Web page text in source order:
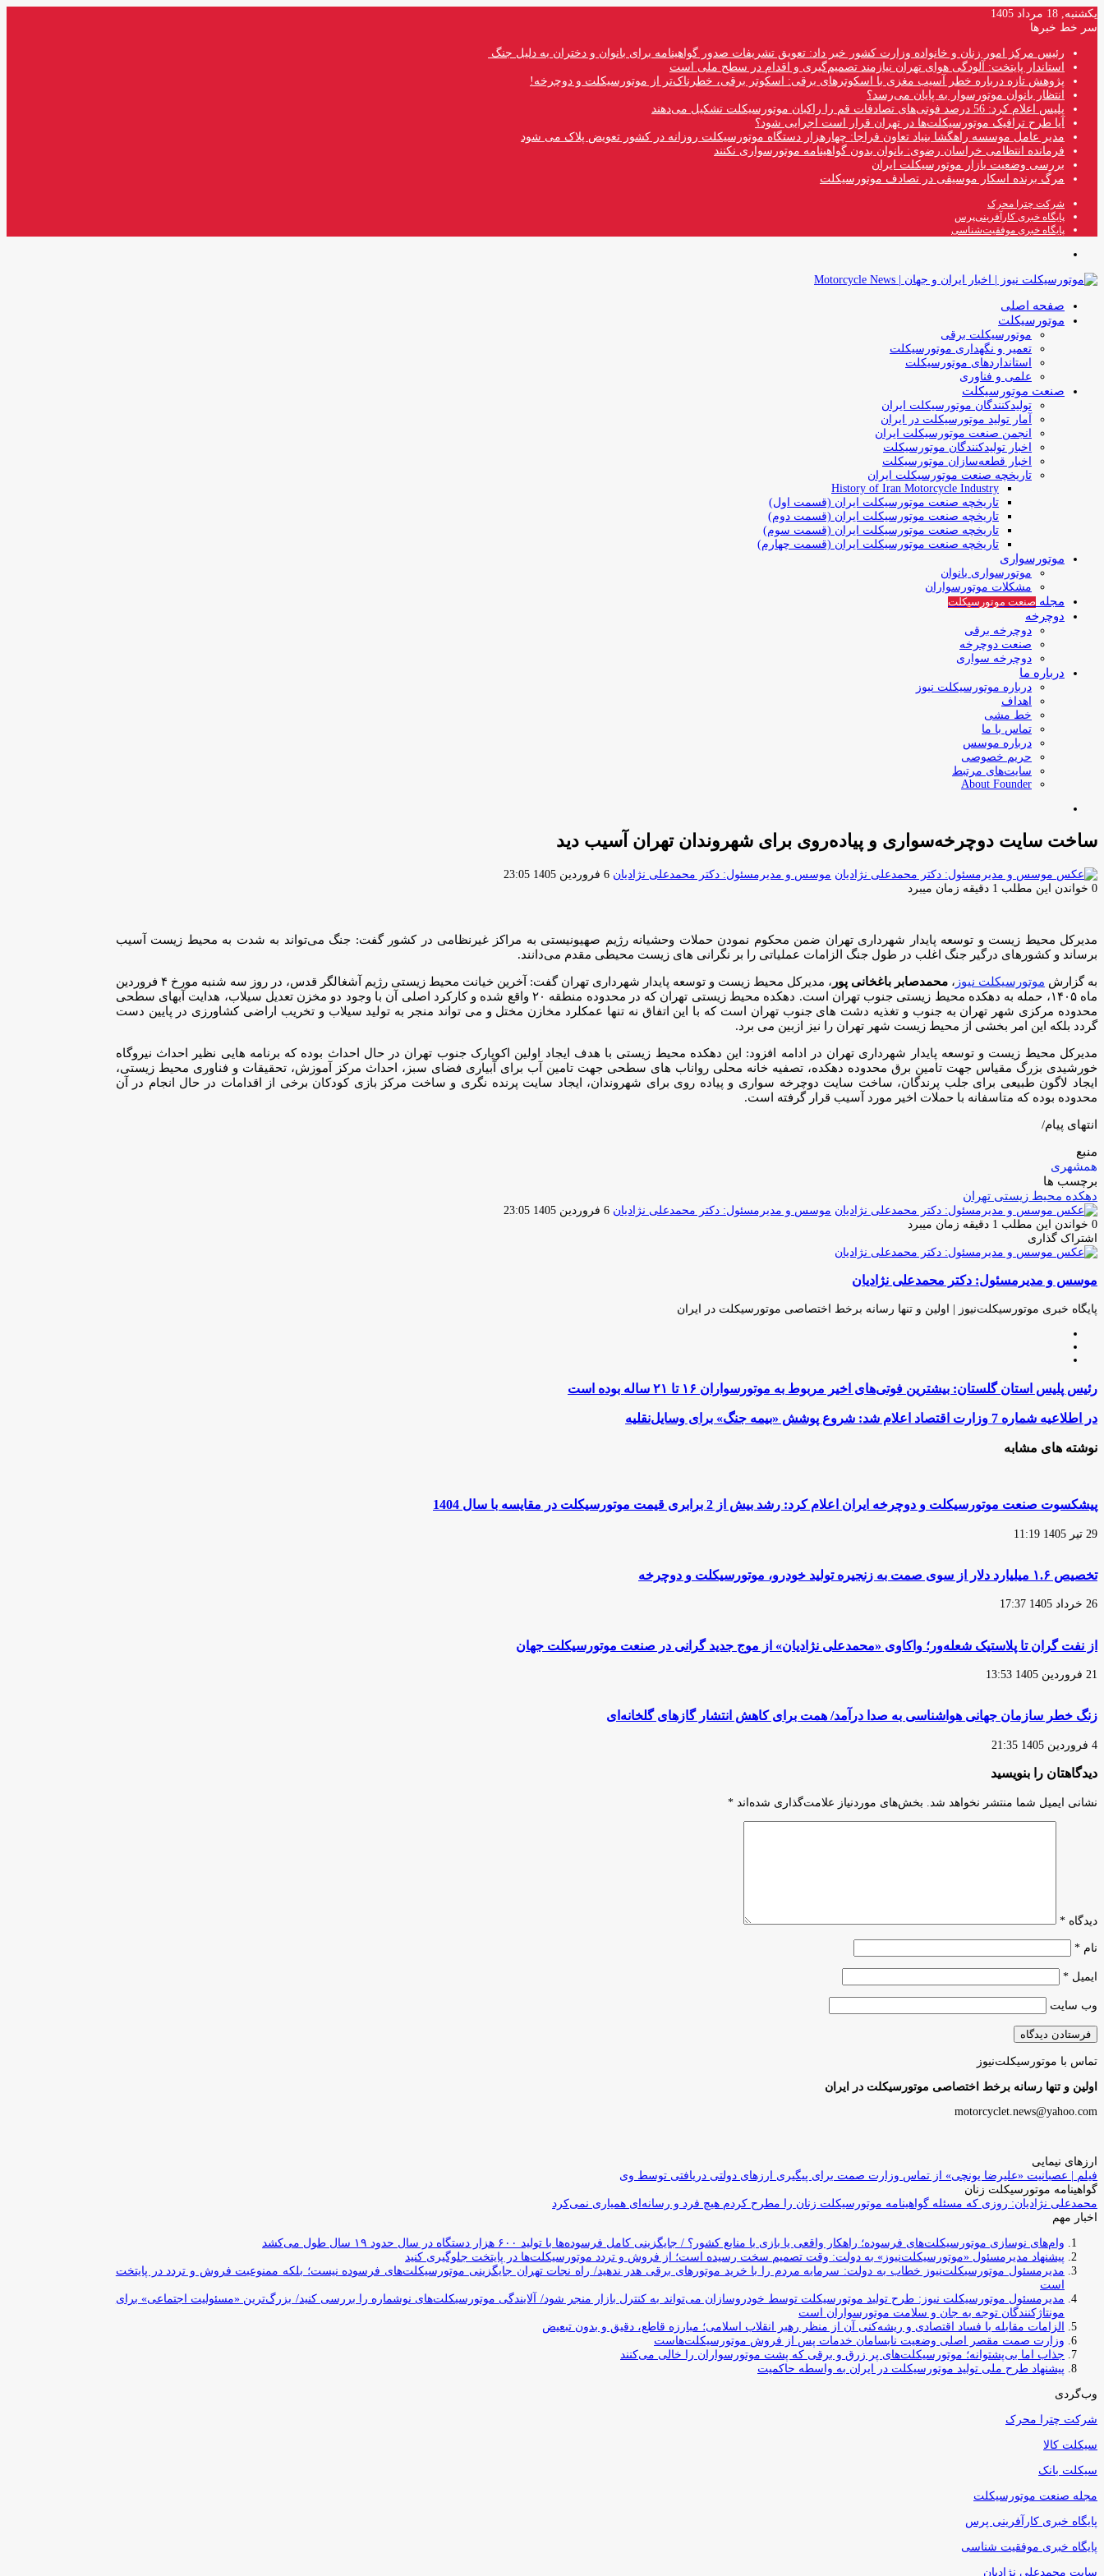
یکشنبه, 18 مرداد 1405
سر خط خبرها
رئیس مرکز امور زنان و خانواده وزارت کشور خبر داد: تعویق تشریفات صدور گواهینامه برای بانوان و دختران به دلیل جنگ
استاندار پایتخت: آلودگی هوای تهران نیازمند تصمیم‌گیری و اقدام در سطح ملی است
پژوهش تازه درباره خطر آسیب مغزی با اسکوترهای برقی: اسکوتر برقی، خطرناک‌تر از موتورسیکلت و دوچرخه!
انتظار بانوان موتورسوار به پایان می‌رسد؟
پلیس اعلام کرد: 56 درصد فوتی‌های تصادفات قم را راکبان موتورسیکلت تشکیل می‌دهند
آیا طرح ترافیک موتورسیکلت‌ها در تهران قرار است اجرایی شود؟
مدیر عامل موسسه راهگشا بنیاد تعاون فراجا: چهارهزار دستگاه موتورسیکلت روزانه در کشور تعویض پلاک می شود
فرمانده انتظامی خراسان رضوی: بانوان بدون گواهینامه موتورسواری نکنند
بررسی وضعیت بازار موتورسیکلت ایران
مرگ برنده اسکار موسیقی در تصادف موتورسیکلت
شرکت چترا محرک
پایگاه خبری کارآفرینی‌پرس
پایگاه خبری موفقیت‌شناسی
صفحه اصلی
موتورسیکلت
موتورسیکلت برقی
تعمیر و نگهداری موتورسیکلت
استانداردهای موتورسیکلت
علمی و فناوری
صنعت موتورسیکلت
تولیدکنندگان موتورسیکلت ایران
آمار تولید موتورسیکلت در ایران
انجمن صنعت موتورسیکلت ایران
اخبار تولیدکنندگان موتورسیکلت
اخبار قطعه‌سازان موتورسیکلت
تاریخچه صنعت موتورسیکلت ایران
History of Iran Motorcycle Industry
تاریخچه صنعت موتورسیکلت ایران (قسمت اول)
تاریخچه صنعت موتورسیکلت ایران (قسمت دوم)
تاریخچه صنعت موتورسیکلت ایران (قسمت سوم)
تاریخچه صنعت موتورسیکلت ایران (قسمت چهارم)
موتورسواری
موتورسواری بانوان
مشکلات موتورسواران
مجله صنعت موتورسیکلت
دوچرخه
دوچرخه برقی
صنعت دوچرخه
دوچرخه سواری
درباره ما
درباره موتورسیکلت نیوز
اهداف
خط مشی
تماس با ما
درباره موسس
حریم خصوصی
سایت‌های مرتبط
About Founder
ساخت سایت دوچرخه‌سواری و پیاده‌روی برای شهروندان تهران آسیب دید
موسس و مدیرمسئول: دکتر محمدعلی نژادیان ارسال
6 فروردین 1405 23:05
0 خواندن این مطلب 1 دقیقه زمان میبرد
مدیرکل محیط زیست و توسعه پایدار شهرداری تهران ضمن محکوم نمودن حملات وحشیانه رژیم صهیونیستی به مراکز غیرنظامی در کشور گفت: جنگ می‌تواند به شدت به محیط زیست آسیب
برساند و کشورهای درگیر جنگ اغلب در طول جنگ الزامات عملیاتی را بر نگرانی های زیست محیطی مقدم می‌دانند.
به گزارش موتورسیکلت نیوز ، محمدصابر باغخانی پور
، مدیرکل محیط زیست و توسعه پایدار شهرداری تهران گفت: آخرین خیانت محیط زیستی رژیم آشغالگر قدس، در روز سه شنبه مورخ ۴ فروردین
ماه ۱۴۰۵، حمله به دهکده محیط زیستی جنوب تهران است. دهکده محیط زیستی تهران که در محدوده منطقه ۲۰ واقع شده و کارکرد اصلی آن با وجود دو مخزن تعدیل سیلاب، هدایت آبهای سطحی
محدوده مرکزی شهر تهران به جنوب و تغذیه دشت های جنوب تهران است که با این اتفاق نه تنها عمکلرد مخازن مختل و می تواند منجر به تولید سیلاب و تخریب اراضی کشاورزی در پایین دست
گردد بلکه این امر بخشی از محیط زیست شهر تهران را نیز ازبین می برد.
مدیرکل محیط زیست و توسعه پایدار شهرداری تهران در ادامه افزود: این دهکده محیط زیستی با هدف ایجاد اولین اکوپارک جنوب تهران در حال احداث بوده که برنامه هایی نظیر احداث نیروگاه
خورشیدی بزرگ مقیاس جهت تامین برق محدوده دهکده، تصفیه خانه محلی رواناب های سطحی جهت تامین آب برای آبیاری فضای سبز، احداث مرکز آموزش، تحقیقات و فناوری محیط زیستی،
ایجاد لاگون طبیعی برای جلب پرندگان، ساخت سایت دوچرخه سواری و پیاده روی برای شهروندان، ایجاد سایت پرنده نگری و ساخت مرکز بازی کودکان برخی از اقدامات در حال انجام در آن
محدوده بوده که متاسفانه با حملات اخیر مورد آسیب قرار گرفته است.
انتهای پیام/
منبع
همشهری
برچسب ها
دهکده محیط زیستی تهران
موسس و مدیرمسئول: دکتر محمدعلی نژادیان ارسال
6 فروردین 1405 23:05
0 خواندن این مطلب 1 دقیقه زمان میبرد
اشتراک گذاری
فیس
توئیتر
لینکدین
واتس
تلگرام
اشتراک
از
ایمیل
چاپ
موسس و مدیرمسئول: دکتر محمدعلی نژادیان
پایگاه خبری موتورسیکلت‌نیوز | اولین و تنها رسانه برخط اختصاصی موتورسیکلت در ایران
رئیس
پلیس
استان
گلستان:
بیشترین
فوتی‌های
موتورسواران
تا
بوده
رئیس پلیس استان گلستان: بیشترین فوتی‌های اخیر مربوط به موتورسواران ۱۶ تا ۲۱ ساله بوده است
در
شماره
7
اعلام
شد:
شروع
پوشش
جنگ»
برای
وسایل‌نقلیه
در اطلاعیه شماره 7 وزارت اقتصاد اعلام شد: شروع پوشش «بیمه جنگ» برای وسایل‌نقلیه
نوشته های مشابه
پیشکسوت صنعت موتورسیکلت و دوچرخه ایران اعلام کرد: رشد بیش از 2 برابری قیمت موتورسیکلت در مقایسه با سال 1404
29 تیر 1405 11:19
تخصیص ۱.۶ میلیارد دلار از سوی صمت به زنجیره تولید خودرو، موتورسیکلت و دوچرخه
26 خرداد 1405 17:37
از نفت گران تا پلاستیک شعله‌ور؛ واکاوی «محمدعلی نژادیان» از موج جدید گرانی در صنعت موتورسیکلت جهان
21 فروردین 1405 13:53
زنگ خطر سازمان جهانی هواشناسی به صدا درآمد/ همت برای کاهش انتشار گازهای گلخانه‌ای
4 فروردین 1405 21:35
دیدگاهتان را بنویسید
نشانی ایمیل شما منتشر نخواهد شد. بخش‌های موردنیاز علامت‌گذاری شده‌اند *
دیدگاه *
نام *
ایمیل *
وب‌ سایت
تماس با موتورسیکلت‌نیوز
اولین و تنها رسانه برخط اختصاصی موتورسیکلت در ایران
motorcyclet.news@yahoo.com
ارزهای نیمایی
فیلم | عصبانیت «علیرضا یونچی» از تماس وزارت صمت برای پیگیری ارزهای دولتی دریافتی توسط وی
گواهینامه موتورسیکلت زنان
محمدعلی نژادیان: روزی که مسئله گواهینامه موتورسیکلت زنان را مطرح کردم هیچ فرد و رسانه‌ای همیاری نمی‌کرد
اخبار مهم
وام‌های نوسازی موتورسیکلت‌های فرسوده؛ راهکار واقعی یا بازی با منابع کشور؟ / جایگزینی کامل فرسوده‌ها با تولید ۶۰۰ هزار دستگاه در سال حدود ۱۹ سال طول می‌کشد
پیشنهاد مدیرمسئول «موتورسیکلت‌نیوز» به دولت: وقت تصمیم سخت رسیده است؛ از فروش و تردد موتورسیکلت‌ها در پایتخت جلوگیری کنید
مدیرمسئول موتورسیکلت‌نیوز خطاب به دولت: سرمایه مردم را با خرید موتورهای برقی هدر ندهید/ راه نجات تهران جایگزینی موتورسیکلت‌های فرسوده نیست؛ بلکه ممنوعیت فروش و تردد در پایتخت
است
مدیرمسئول موتورسیکلت نیوز: طرح تولید موتورسیکلت توسط خودروسازان می‌تواند به کنترل بازار منجر شود/ آلایندگی موتورسیکلت‌های نوشماره را بررسی کنید/ بزرگ‌ترین «مسئولیت اجتماعی» برای
مونتاژکنندگان توجه به جان و سلامت موتورسواران است
الزامات مقابله با فساد اقتصادی و ریشه‌کنی آن از منظر رهبر انقلاب اسلامی؛ مبارزه قاطع، دقیق و بدون تبعیض
وزارت صمت مقصر اصلی وضعیت نابسامان خدمات پس از فروش موتورسیکلت‌هاست
جذاب اما بی‌پشتوانه؛ موتورسیکلت‌های پر زرق‌ و برقی که پشت موتورسواران را خالی می‌کنند
پیشنهاد طرح ملی تولید موتورسیکلت در ایران به واسطه حاکمیت
وب‌گردی
شرکت چترا محرک
سیکلت کالا
سیکلت بانک
مجله صنعت موتورسیکلت
پایگاه خبری کارآفرینی پرس
پایگاه خبری موفقیت شناسی
سایت محمدعلی نژادیان